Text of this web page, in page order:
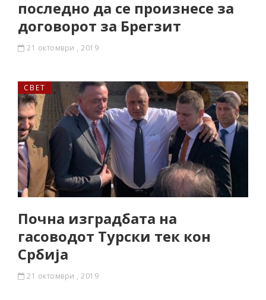
последно да се произнесе за
договорот за Брегзит
21 октомври , 2019
СВЕТ
Почна изградбата на
гасоводот Турски тек кон
Србија
21 октомври , 2019